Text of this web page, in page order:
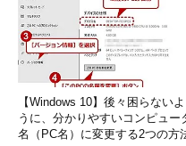
【Windows 10】後々困らないよ
うに、分かりやすいコンピュー
名（PC名）に変更する2つの方